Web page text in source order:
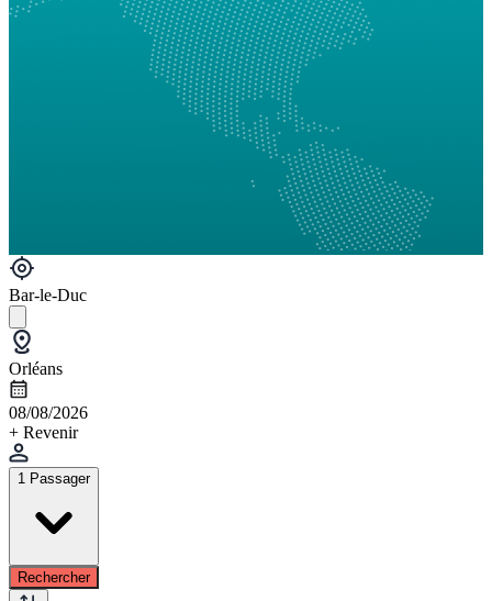
Bar-le-Duc
Orléans
08/08/2026
+ Revenir
1 Passager
Rechercher